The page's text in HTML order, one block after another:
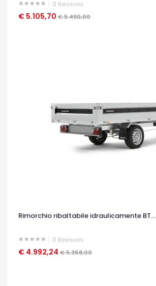
0 Revisioni
€ 5.105,70 € 5.490,00
OCCHIATA VELOCE
Rimorchio ribaltabile idraulicamente BT...
0 Revisioni
€ 4.992,24 € 5.368,00
OCCHIATA VELOCE